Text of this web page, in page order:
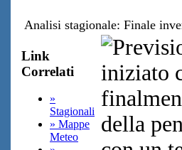
Analisi stagionale: Finale
Link
Correlati
»
Stagionali
» Mappe
Meteo
iniziato
della